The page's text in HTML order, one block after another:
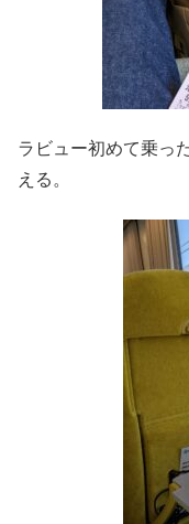
ラビュー初めて乗っ
える。